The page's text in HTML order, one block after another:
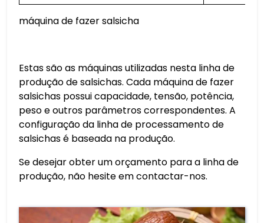
máquina de fazer salsicha
Estas são as máquinas utilizadas nesta linha de
produção de salsichas. Cada máquina de fazer
salsichas possui capacidade, tensão, potência,
peso e outros parâmetros correspondentes. A
configuração da linha de processamento de
salsichas é baseada na produção.
Se desejar obter um orçamento para a linha de
produção, não hesite em contactar-nos.